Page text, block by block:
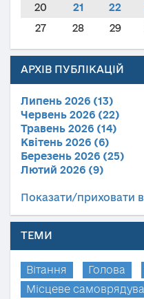
20
21 22
27
28 29
АРХІВ ПУБЛІКАЦІЙ
Липень 2026 (13)
Червень 2026 (22)
Травень 2026 (14)
Квітень 2026 (6)
Березень 2026 (25)
Лютий 2026 (9)
Показати/приховати
ТЕМИ
Вітання Голова
Місцеве